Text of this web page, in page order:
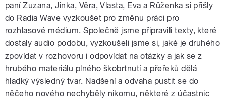
paní Zuzana, Jinka, Věra, Vlasta, Eva a Růženka si přišly
do Radia Wave vyzkoušet pro změnu práci pro
rozhlasové médium. Společně jsme připravili texty, které
dostaly audio podobu, vyzkoušeli jsme si, jaké je druhého
zpovídat v rozhovoru i odpovídat na otázky a jak se z
hrubého materiálu plného škobrtnutí a přeřeků dělá
hladký výsledný tvar. Nadšení a odvaha pustit se do
něčeho nového nechyběly nikomu, některé z účastnic